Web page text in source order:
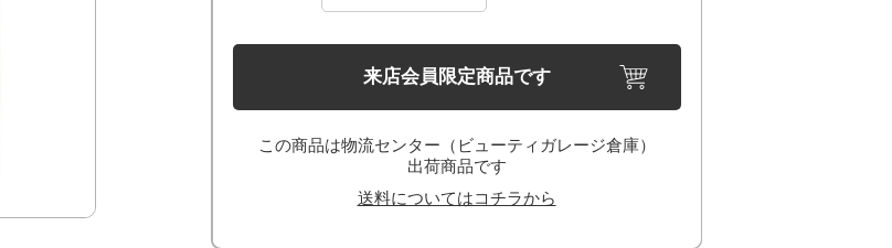
来店会員限定商品です
この商品は物流センター（ビューティガレージ倉庫）
出荷商品です
送料についてはコチラから